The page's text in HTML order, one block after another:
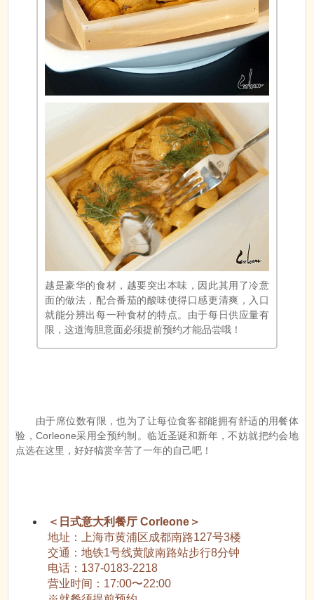
越是豪华的食材，越要突出本味，因此其用了冷意
面的做法，配合番茄的酸味使得口感更清爽，入口
就能分辨出每一种食材的特点。由于每日供应量有
限，这道海胆意面必须提前预约才能品尝哦！
由于席位数有限，也为了让每位食客都能拥有舒适的用餐体
验，Corleone采用全预约制。临近圣诞和新年，不妨就把约会地
点选在这里，好好犒赏辛苦了一年的自己吧！
地址：上海市黄浦区成都南路127号3楼
交通：地铁1号线黄陂南路站步行8分钟
电话：137-0183-2218